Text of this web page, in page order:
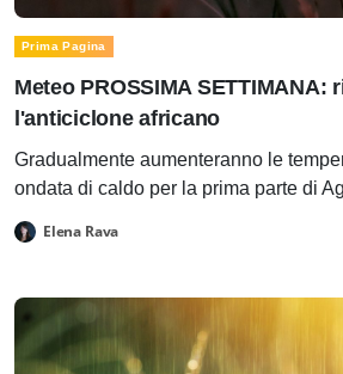
Prima Pagina
Meteo PROSSIMA SETTIMANA:
l'anticiclone africano
Gradualmente aumenteranno le
ondata di caldo per la prima parte di
Elena Rava